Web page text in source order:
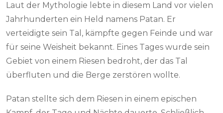
Laut der Mythologie lebte in diesem Land vor vielen
Jahrhunderten ein Held namens Patan. Er
verteidigte sein Tal, kämpfte gegen Feinde und war
für seine Weisheit bekannt. Eines Tages wurde sein
Gebiet von einem Riesen bedroht, der das Tal
überfluten und die Berge zerstören wollte.
Patan stellte sich dem Riesen in einem epischen